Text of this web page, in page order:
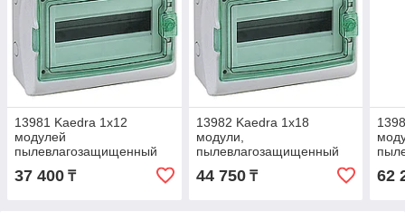
13981 Kaedra 1x12
модулей
пылевлагозащищенный
щит, навесной
37 400 ₸
13982 Kaedra 1x18
модули,
пылевлагозащищенный
щит, навесной
44 750₸ 62